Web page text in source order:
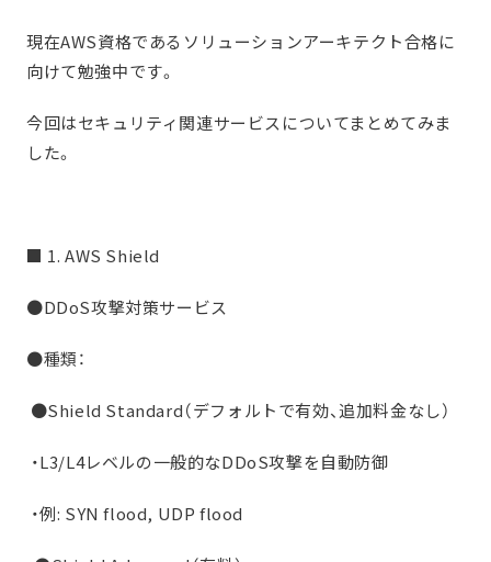
現在AWS資格であるソリューションアーキテクト合格に
向けて勉強中です。
今回はセキュリティ関連サービスについてまとめてみま
した。
■ 1. AWS Shield
●DDoS攻撃対策サービス
●種類：
●Shield Standard（デフォルトで有効、追加料金なし）
・L3/L4レベルの一般的なDDoS攻撃を自動防御
・例: SYN flood, UDP flood